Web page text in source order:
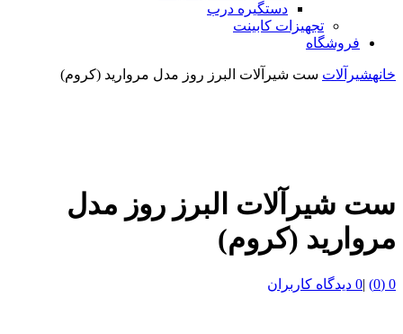
دستگیره درب
تجهیزات کابینت
فروشگاه
خانهشیرآلات ست شیرآلات البرز روز مدل مروارید (کروم)
ست شیرآلات البرز روز مدل
مروارید (کروم)
0 (0)
|0 دیدگاه کاربران